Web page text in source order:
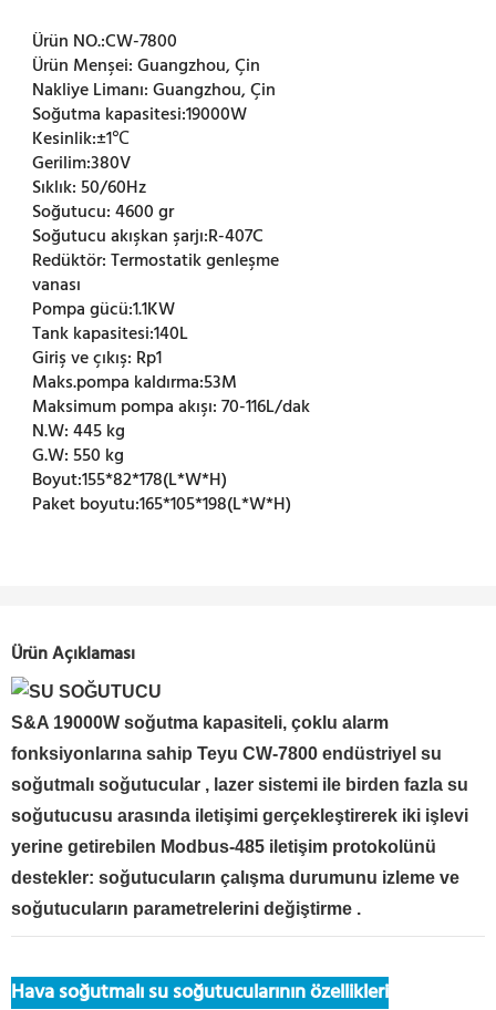
Ürün NO.:CW-7800
Ürün Menşei:Guangzhou, Çin
Nakliye Limanı:Guangzhou, Çin
Soğutma kapasitesi:19000W
Kesinlik:±1℃
Gerilim:380V
Sıklık:50/60Hz
Soğutucu:4600 gr
Soğutucu akışkan şarjı:R-407C
Redüktör:Termostatik genleşme
vanası
Pompa gücü:1.1KW
Tank kapasitesi:140L
Giriş ve çıkış: Rp1
Maks.pompa kaldırma:53M
Maksimum pompa akışı:70-116L/dak
N.W:445 kg
G.W:550 kg
Boyut:155*82*178(L*W*H)
Paket boyutu:165*105*198(L*W*H)
Ürün Açıklaması
S&A 19000W soğutma kapasiteli, çoklu alarm
fonksiyonlarına sahip Teyu CW-7800 endüstriyel su
soğutmalı soğutucular , lazer sistemi ile birden fazla su
soğutucusu arasında iletişimi gerçekleştirerek iki işlevi
yerine getirebilen Modbus-485 iletişim protokolünü
destekler: soğutucuların çalışma durumunu izleme ve
soğutucuların parametrelerini değiştirme .
Hava soğutmalı su soğutucularının özellikleri